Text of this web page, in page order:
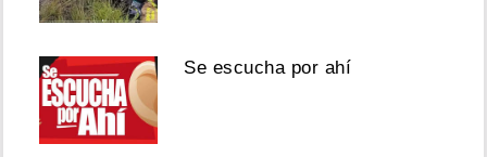
Se escucha por ahí